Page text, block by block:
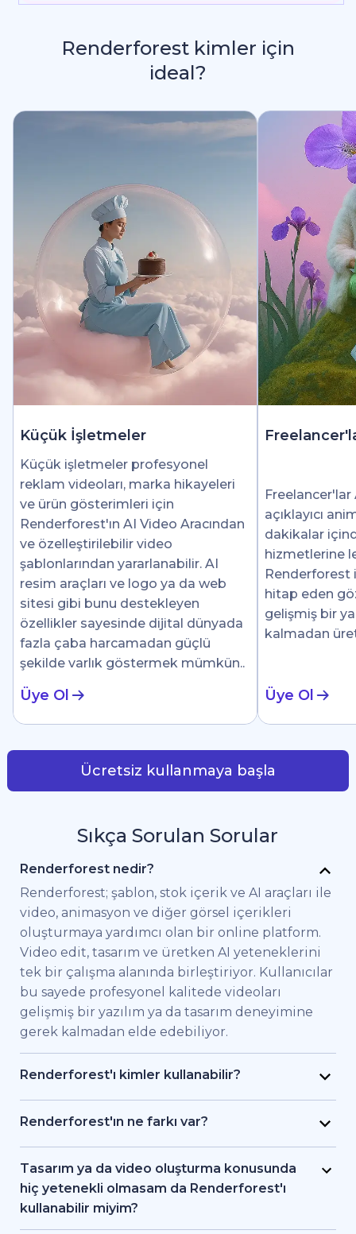
Renderforest kimler için
ideal?
Küçük İşletmeler
Küçük işletmeler profesyonel
reklam videoları, marka hikayeleri
ve ürün gösterimleri için
Renderforest'ın AI Video Aracından
ve özelleştirilebilir video
şablonlarından yararlanabilir. AI
resim araçları ve logo ya da web
sitesi gibi bunu destekleyen
özellikler sayesinde dijital dünyada
fazla çaba harcamadan güçlü
şekilde varlık göstermek mümkün..
Üye Ol
açıklayıcı
dakikalar
hizmetlerine
Renderforest
hitap eden
gelişmiş bir
kalmadan
Üye Ol
Ücretsiz kullanmaya başla
Sıkça Sorulan Sorular
Renderforest nedir?
Renderforest; şablon, stok içerik ve AI araçları ile
video, animasyon ve diğer görsel içerikleri
oluşturmaya yardımcı olan bir online platform.
Video edit, tasarım ve üretken AI yeteneklerini
tek bir çalışma alanında birleştiriyor. Kullanıcılar
bu sayede profesyonel kalitede videoları
gelişmiş bir yazılım ya da tasarım deneyimine
gerek kalmadan elde edebiliyor.
Renderforest'ı kimler kullanabilir?
Renderforest kaliteli videoları hızlıca elde etmek
isteyen bireysel kullanıcılar ve ekipler için
çalışan freelancer'lar ve içerik üreticileri
Renderforest sayesinde bir prodüksiyon ekibi
tutmadan markalı videolar, eğitici içerikler ya da
Renderforest'ın ne farkı var?
Renderforest çeşitli AI ve video üretim
modellerini aynı platformda bir araya getiriyor.
Kullanıcılar bu sayede yazıdan, stok
görüntülerden ya da AI araçlarıyla video ve
Tasarım ya da video oluşturma konusunda
hiç yetenekli olmasam da Renderforest'ı
kullanabilir miyim?
Evet. Renderforest 1.200'den fazla şablon, AI